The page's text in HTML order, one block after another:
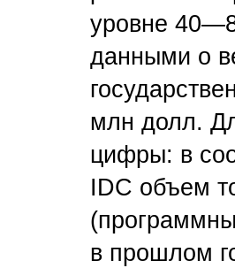
уровне
данными о
млн долл.
цифры: в
IDC объем
в прошлом